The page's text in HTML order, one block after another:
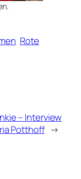
Rote
– Interview
Potthoff →